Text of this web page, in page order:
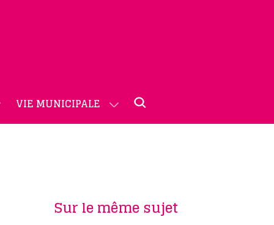
VIE MUNICIPALE
Sur le même sujet